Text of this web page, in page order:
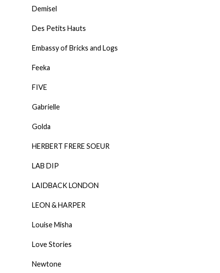
Demisel
Des Petits Hauts
Embassy of Bricks and Logs
Feeka
FIVE
Gabrielle
Golda
HERBERT FRERE SOEUR
LAB DIP
LAIDBACK LONDON
LEON & HARPER
Louise Misha
Love Stories
Newtone